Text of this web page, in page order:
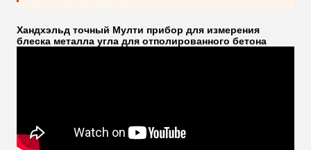
Хандхэльд точный Мулти прибор для измерения
блеска металла угла для отполированного бетона